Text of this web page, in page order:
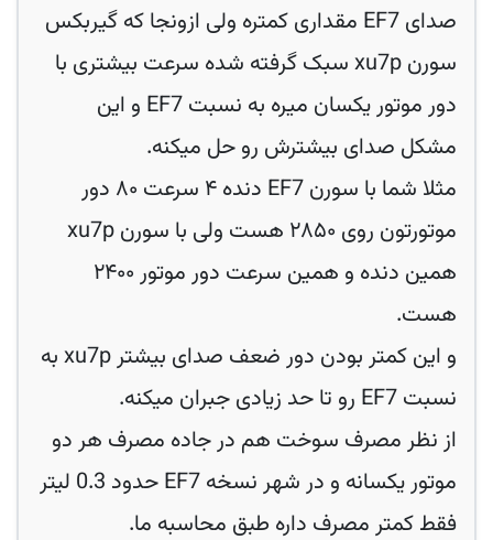
صدای EF7 مقداری کمتره ولی ازونجا که گیربکس
سورن xu7p سبک گرفته شده سرعت بیشتری با
دور موتور یکسان میره به نسبت EF7 و این
مشکل صدای بیشترش رو حل میکنه.
مثلا شما با سورن EF7 دنده ۴ سرعت ۸۰ دور
موتورتون روی ۲۸۵۰ هست ولی با سورن xu7p
همین دنده و همین سرعت دور موتور ۲۴۰۰
هست.
و این کمتر بودن دور ضعف صدای بیشتر xu7p به
نسبت EF7 رو تا حد زیادی جبران میکنه.
از نظر مصرف سوخت هم در جاده مصرف هر دو
موتور یکسانه و در شهر نسخه EF7 حدود 0.3 لیتر
فقط کمتر مصرف داره طبق محاسبه ما.